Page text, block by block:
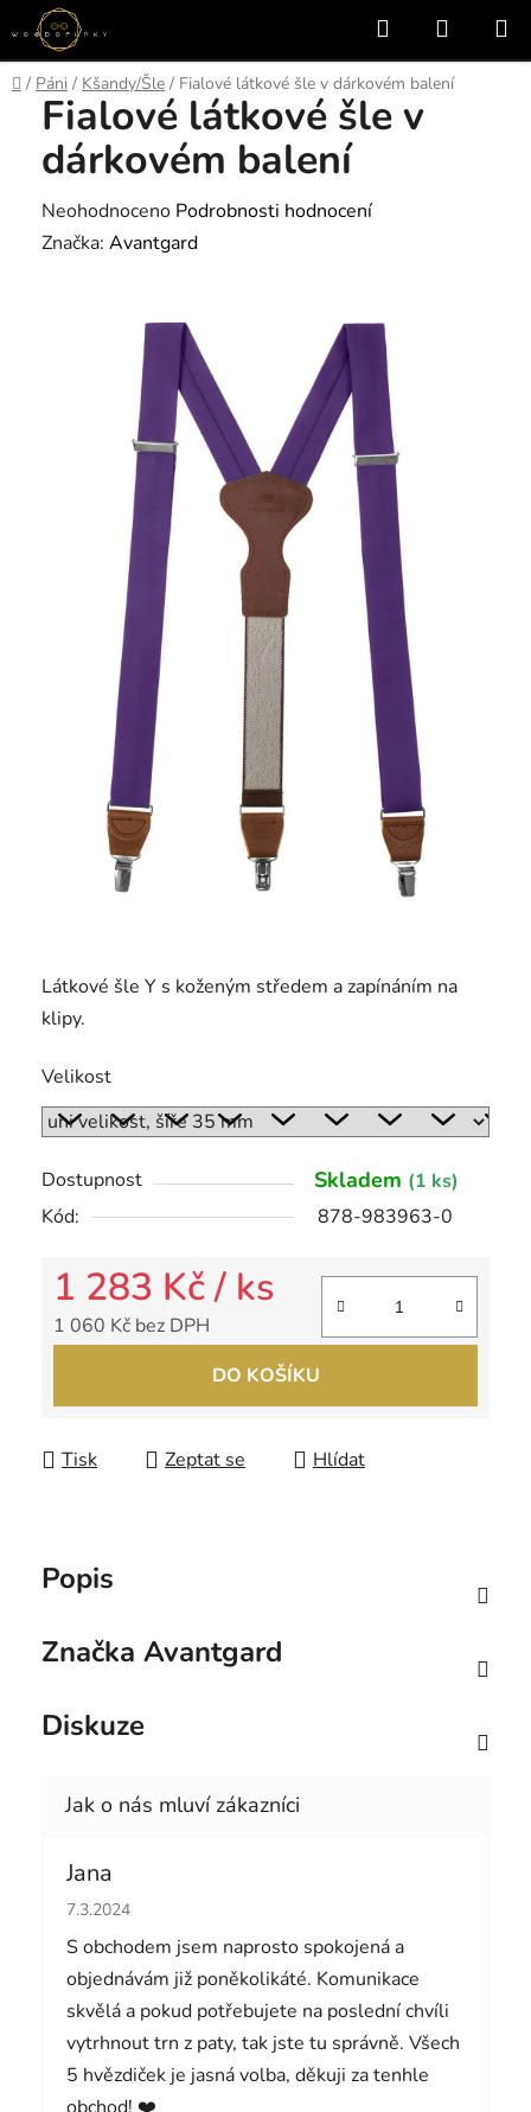
Přejít
na
obsah
Hledat
KOŠÍK
Domů
/ Páni / Kšandy/Šle / Fialové látkové šle v dárkovém balení
Látkové šle Y s koženým středem a zapínáním na
klipy.
Velikost
Dostupnost Skladem (1 ks)
Kód:
878-983963-0
1 283 Kč/ ks
1 060 Kč bez DPH
DO KOŠÍKU
Tisk Zeptat se Hlídat
Fialové látkové šle v
dárkovém balení
Průměrné
hodnocení
Neohodnoceno Podrobnosti hodnocení
Značka: Avantgard
Popis
Značka Avantgard
Diskuze
Jana
Hodnocení obchodu je 5 z 5 hvězdiček.
7.3.2024
S obchodem jsem naprosto spokojená a
objednávám již poněkolikáté. Komunikace
skvělá a pokud potřebujete na poslední chvíli
vytrhnout trn z paty, tak jste tu správně. Všech
5 hvězdiček je jasná volba, děkuji za tenhle